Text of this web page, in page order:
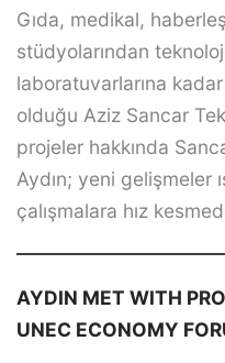
Gıda, medikal,
stüdyolarından
laboratuvarlarına
olduğu Aziz Sancar
projeler hakkında
Aydın; yeni gelişmeler
çalışmalara hız
AYDIN MET WITH
UNEC ECONOMY